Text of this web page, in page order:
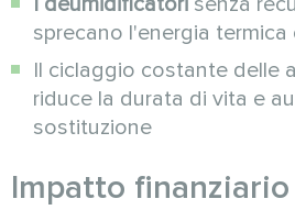
sprecano l'energia
Il ciclaggio costante delle
riduce la durata di vita e
sostituzione
Impatto